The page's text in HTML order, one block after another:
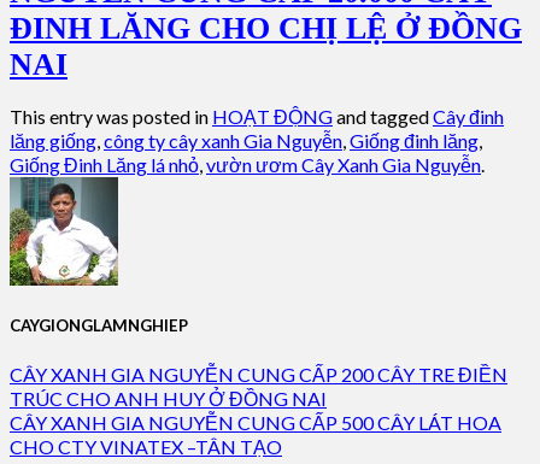
ĐINH LĂNG CHO CHỊ LỆ Ở ĐỒNG
NAI
This entry was posted in HOẠT ĐỘNGand taggedCây đinh
lăng giống,công ty cây xanh Gia Nguyễn,Giống đinh lăng,
Giống Đinh Lăng lá nhỏ,vườn ươm Cây Xanh Gia Nguyễn.
CAYGIONGLAMNGHIEP
CÂY XANH GIA NGUYỄN CUNG CẤP 200 CÂY TRE ĐIỀN
TRÚC CHO ANH HUY Ở ĐỒNG NAI
CÂY XANH GIA NGUYỄN CUNG CẤP 500 CÂY LÁT HOA
CHO CTY VINATEX –TÂN TẠO